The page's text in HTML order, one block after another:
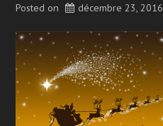
Posted on décembre 23, 2016